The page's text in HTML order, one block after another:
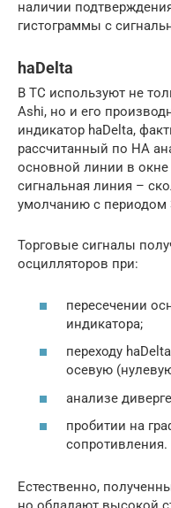
наличии
гистограммы с
haDelta
В ТС используют не
Ashi, но и его
индикатор haDelta,
рассчитанный по HA
основной линии в окне
сигнальная линия –
умолчанию с периодом
Торговые сигналы
осцилляторов при:
пересечении
индикатора;
переходу
осевую
анализе
пробитии на
сопротивления.
Естественно,